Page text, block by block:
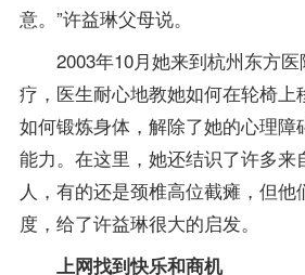
意。”许益琳父母说。
2003年10月她来到杭州东方医
疗，医生耐心地教她如何在轮椅上
如何锻炼身体，解除了她的心理障
能力。在这里，她还结识了许多来
人，有的还是颈椎高位截瘫，但
度，给了许益琳很大的启发。
上网找到快乐和商机